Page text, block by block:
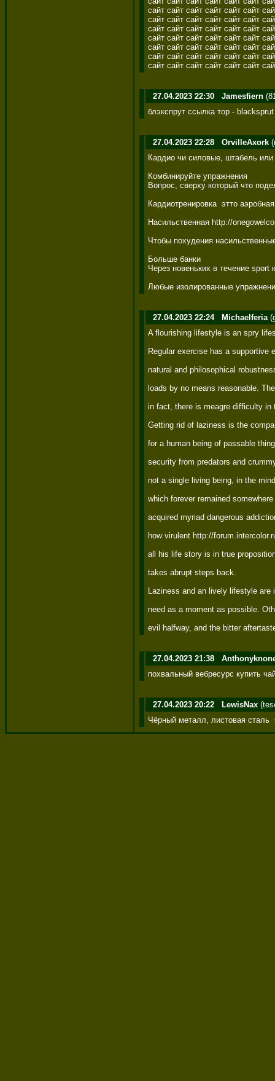
сайт сайт сайт сайт сайт сайт
сайт сайт сайт сайт сайт сайт
сайт сайт сайт сайт сайт сайт
сайт сайт сайт сайт сайт сайт
сайт сайт сайт сайт сайт сайт
сайт сайт сайт сайт сайт сайт
сайт сайт сайт сайт сайт сайт
27.04.2023 22:30 Jamesfiern
блэкспрут ссылка тор -
27.04.2023 22:28 OrvilleAxork
Кардио чи силовые, штабель или
Комбинируйте упражнения
Вопрос, сверху который что
Кардиотренировка  этто
Насильственная http://
Чтобы похудения
Больше банки
Через новеньких в течение
Любые изолированные
27.04.2023 22:24 Michaelferia
A flourishing lifestyle is an spry
Regular exercise has a
natural and philosophical
loads by no means reasonable.
in fact, there is meagre difficulty
Getting rid of laziness is the
for a human being of passable
security from predators and
not a single living being, in the
which forever remained
acquired myriad dangerous
how virulent http://
all his life story is in true
takes abrupt steps back.
Laziness and an lively lifestyle
need as a moment as possible.
evil halfway, and the bitter
27.04.2023 21:38
похвальный вебресурс купить
27.04.2023 20:22 LewisNax
Чёрный металл, листовая сталь